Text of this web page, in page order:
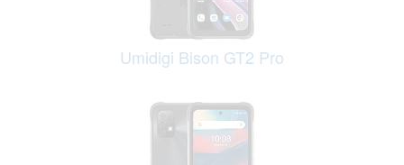
Umidigi Bison GT2 Pro